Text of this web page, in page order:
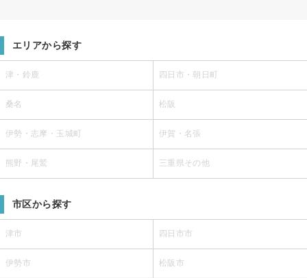
エリアから探す
津・鈴鹿 四日市・朝日町
桑名 松阪
伊勢・志摩・玉城町 伊賀・名張
熊野・尾鷲 三重県その他
市区から探す
津市 四日市市
伊勢市 松阪市